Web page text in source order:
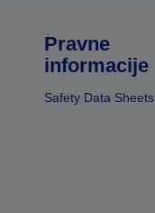
Pravne
informacije
Safety Data Sheets